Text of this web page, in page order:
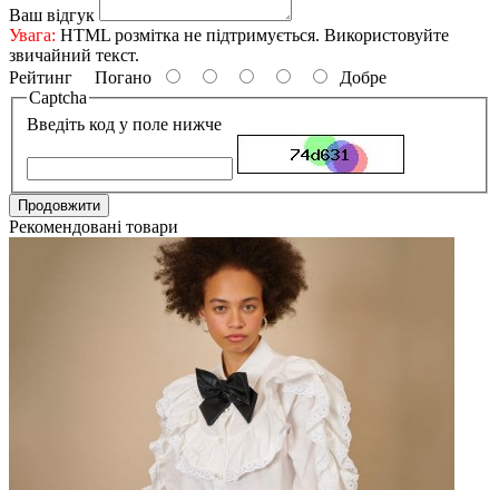
Ваш відгук
Увага: HTML розмітка не підтримується. Використовуйте
звичайний текст.
Рейтинг Погано
Добре
Captcha
Введіть код у поле нижче
Продовжити
Рекомендовані товари